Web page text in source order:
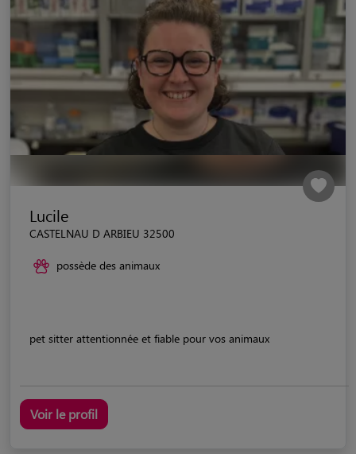
Lucile
CASTELNAU D ARBIEU 32500
possède des animaux
pet sitter attentionnée et fiable pour vos animaux
Voir le profil